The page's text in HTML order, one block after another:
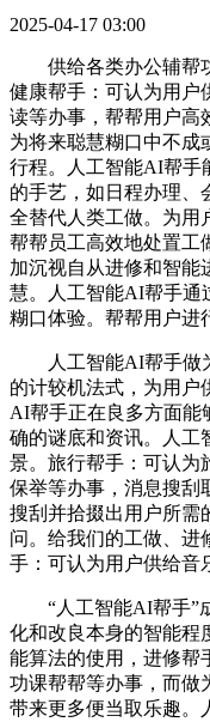
2025-04-17 03:00
供给各类办公辅帮功
健康帮手：可认为用户
读等办事，帮帮用户高
为将来聪慧糊口中不成
行程。人工智能AI帮手
的手艺，如日程办理、
全替代人类工做。为用
帮帮员工高效地处置工
加沉视自从进修和智能
慧。人工智能AI帮手通
糊口体验。帮帮用户进
人工智能AI帮手做为
的计较机法式，为用户
AI帮手正在良多方面能
确的谜底和资讯。人工
景。旅行帮手：可认为
保举等办事，消息搜刮
搜刮并拾掇出用户所需
问。给我们的工做、进
手：可认为用户供给音
“人工智能AI帮手”成
化和改良本身的智能程
能算法的使用，进修帮
功课帮帮等办事，而做
带来更多便当取乐趣。